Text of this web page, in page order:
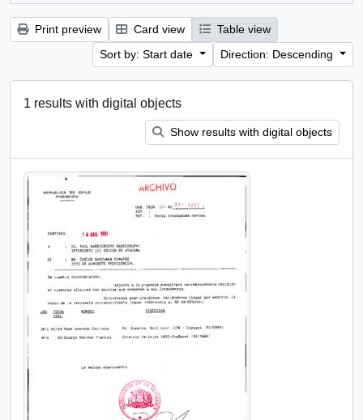
Print preview Card view
Table view
Sort by: Start date
Direction: Descending
1 results with digital objects
Show results with digital objects